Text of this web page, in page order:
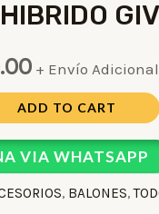
+ Envío Adicional
ADD TO CART
VIA WHATSAPP
, BALONES,